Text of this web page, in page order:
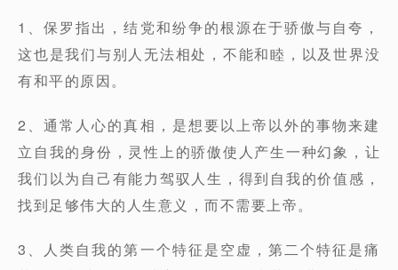
1、保罗指出，结党和纷争的根源在于骄傲与自夸，
这也是我们与别人无法相处，不能和睦，以及世界没
有和平的原因。
2、通常人心的真相，是想要以上帝以外的事物来建
立自我的身份，灵性上的骄傲使人产生一种幻象，让
我们以为自己有能力驾驭人生，得到自我的价值感，
找到足够伟大的人生意义，而不需要上帝。
3、人类自我的第一个特征是空虚，第二个特征是痛